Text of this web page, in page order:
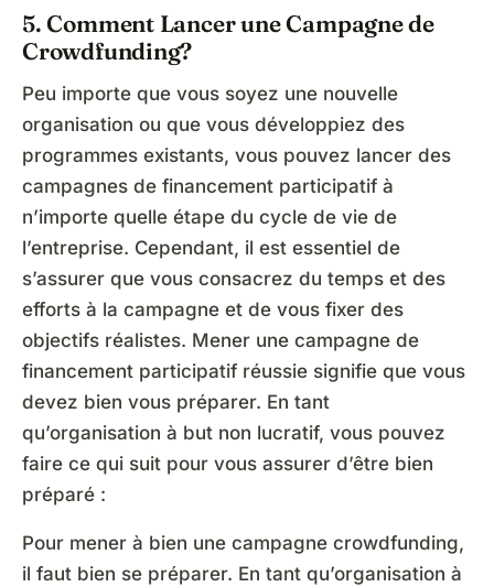
5. Comment Lancer une Campagne de
Crowdfunding?
Peu importe que vous soyez une nouvelle
organisation ou que vous développiez des
programmes existants, vous pouvez lancer des
campagnes de financement participatif à
n’importe quelle étape du cycle de vie de
l’entreprise. Cependant, il est essentiel de
s’assurer que vous consacrez du temps et des
efforts à la campagne et de vous fixer des
objectifs réalistes. Mener une campagne de
financement participatif réussie signifie que vous
devez bien vous préparer. En tant
qu’organisation à but non lucratif, vous pouvez
faire ce qui suit pour vous assurer d’être bien
préparé :
Pour mener à bien une campagne crowdfunding,
il faut bien se préparer. En tant qu’organisation à